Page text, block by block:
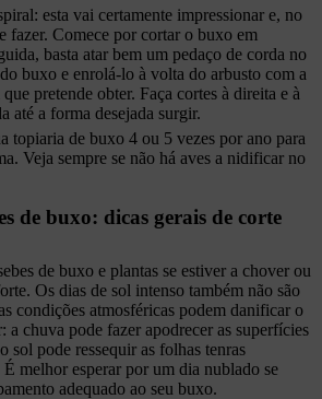
esta vai certamente impressionar e, no
fazer. Comece por cortar o buxo em
basta atar bem um pedaço de corda no
buxo e enrolá-lo à volta do arbusto com a
pretende obter. Faça cortes à direita e à
até a forma desejada surgir.
topiaria de buxo 4 ou 5 vezes por ano para
Veja sempre se não há aves a nidificar no
de buxo: dicas gerais de corte
de buxo e plantas se estiver a chover ou
Os dias de sol intenso também não são
condições atmosféricas podem danificar o
a chuva pode fazer apodrecer as superfícies
sol pode ressequir as folhas tenras
É melhor esperar por um dia nublado se
adequado ao seu buxo.